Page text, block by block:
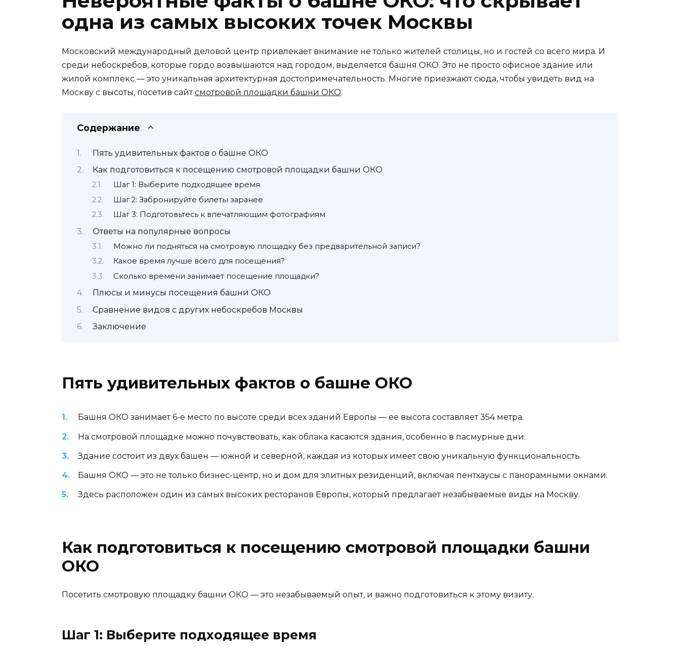
одна из самых высоких точек Москвы
Московский международный деловой центр привлекает внимание не только жителей столицы, но и гостей со всего мира. И
среди небоскребов, которые гордо возвышаются над городом, выделяется башня ОКО. Это не просто офисное здание или
жилой комплекс — это уникальная архитектурная достопримечательность. Многие приезжают сюда, чтобы увидеть вид на
Москву с высоты, посетив сайтсмотровой площадки башни ОКО.
Содержание
Пять удивительных фактов о башне ОКО
Как подготовиться к посещению смотровой площадки башни ОКО
Шаг 1: Выберите подходящее время
Шаг 2: Забронируйте билеты заранее
Шаг 3: Подготовьтесь к впечатляющим фотографиям
Ответы на популярные вопросы
Можно ли подняться на смотровую площадку без предварительной записи?
Какое время лучше всего для посещения?
Сколько времени занимает посещение площадки?
Плюсы и минусы посещения башни ОКО
Сравнение видов с других небоскребов Москвы
Заключение
Пять удивительных фактов о башне ОКО
Башня ОКО занимает 6-е место по высоте среди всех зданий Европы — ее высота составляет 354 метра.
На смотровой площадке можно почувствовать, как облака касаются здания, особенно в пасмурные дни.
Здание состоит из двух башен — южной и северной, каждая из которых имеет свою уникальную функциональность.
Башня ОКО — это не только бизнес-центр, но и дом для элитных резиденций, включая пентхаусы с панорамными окнами.
Здесь расположен один из самых высоких ресторанов Европы, который предлагает незабываемые виды на Москву.
Как подготовиться к посещению смотровой площадки башни
ОКО
Посетить смотровую площадку башни ОКО — это незабываемый опыт, и важно подготовиться к этому визиту.
Шаг 1: Выберите подходящее время